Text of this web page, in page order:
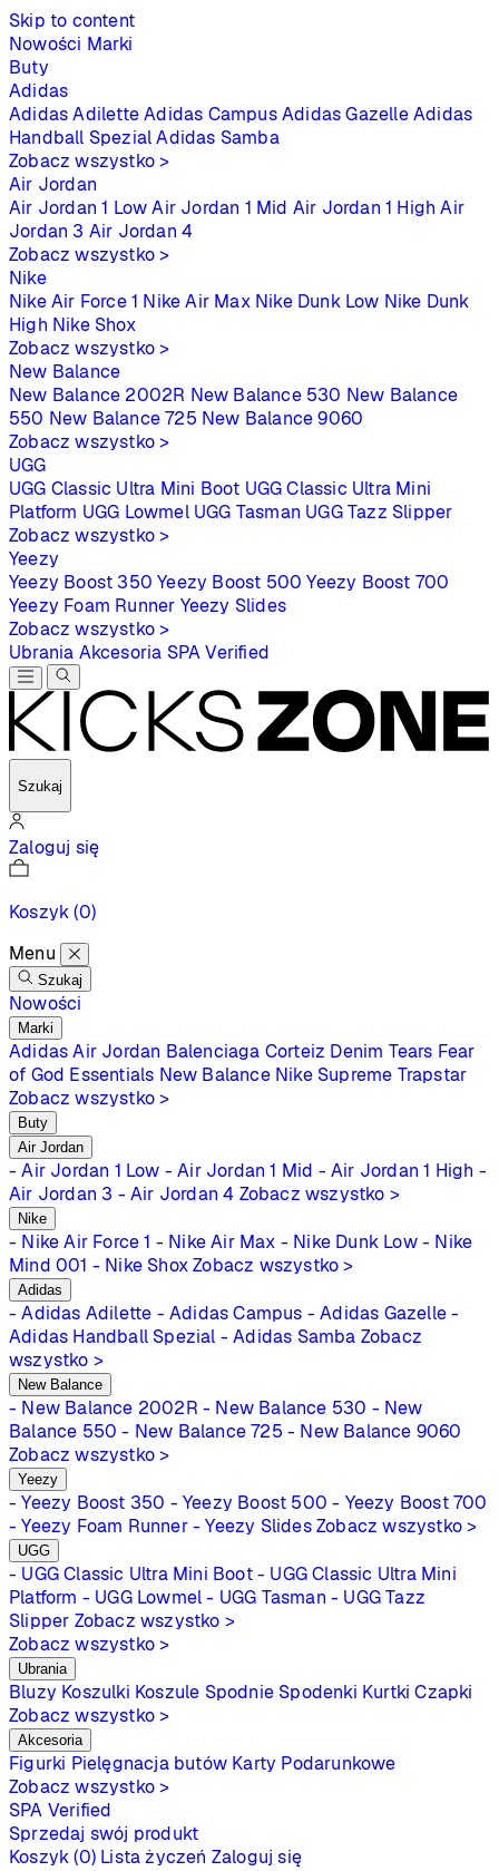
Skip to content
Nowości Marki
Buty
Adidas
Adidas Adilette Adidas Campus Adidas Gazelle Adidas
Handball Spezial Adidas Samba
Zobacz wszystko >
Air Jordan
Air Jordan 1 Low Air Jordan 1 Mid Air Jordan 1 High Air
Jordan 3 Air Jordan 4
Zobacz wszystko >
Nike
Nike Air Force 1 Nike Air Max Nike Dunk Low Nike Dunk
High Nike Shox
Zobacz wszystko >
New Balance
New Balance 2002R New Balance 530 New Balance
550 New Balance 725 New Balance 9060
Zobacz wszystko >
UGG
UGG Classic Ultra Mini Boot UGG Classic Ultra Mini
Platform UGG Lowmel UGG Tasman UGG Tazz Slipper
Zobacz wszystko >
Yeezy
Yeezy Boost 350 Yeezy Boost 500 Yeezy Boost 700
Yeezy Foam Runner Yeezy Slides
Zobacz wszystko >
Ubrania Akcesoria SPAVerified
Szukaj
Zaloguj się
Koszyk(0)
Menu
Szukaj
Nowości
Marki
Adidas Air Jordan Balenciaga Corteiz Denim Tears Fear
of God Essentials New Balance Nike Supreme Trapstar
Zobacz wszystko >
Buty
Air Jordan
- Air Jordan 1 Low - Air Jordan 1 Mid - Air Jordan 1 High -
Air Jordan 3 - Air Jordan 4 Zobacz wszystko >
Nike
- Nike Air Force 1 - Nike Air Max - Nike Dunk Low - Nike
Mind 001 - Nike Shox Zobacz wszystko >
Adidas
- Adidas Adilette - Adidas Campus - Adidas Gazelle -
Adidas Handball Spezial - Adidas Samba Zobacz
wszystko >
New Balance
- New Balance 2002R - New Balance 530 - New
Balance 550 - New Balance 725 - New Balance 9060
Zobacz wszystko >
Yeezy
- Yeezy Boost 350 - Yeezy Boost 500 - Yeezy Boost 700
- Yeezy Foam Runner - Yeezy Slides Zobacz wszystko >
UGG
- UGG Classic Ultra Mini Boot - UGG Classic Ultra Mini
Platform - UGG Lowmel - UGG Tasman - UGG Tazz
Slipper Zobacz wszystko >
Zobacz wszystko >
Ubrania
Bluzy Koszulki Koszule Spodnie Spodenki Kurtki Czapki
Zobacz wszystko >
Akcesoria
Figurki Pielęgnacja butów Karty Podarunkowe
Zobacz wszystko >
SPA Verified
Sprzedaj swój produkt
Koszyk (0) Lista życzeń Zaloguj się